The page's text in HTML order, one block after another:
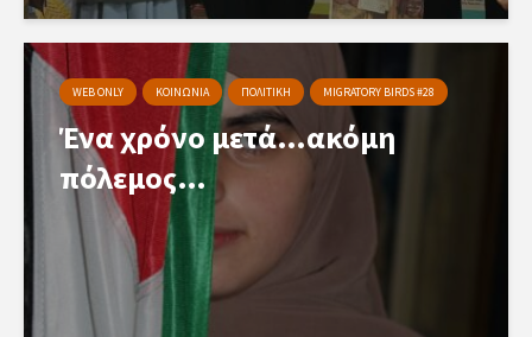
WEB ONLY ΚΟΙΝΩΝΙΑ ΠΟΛΙΤΙΚΗ MIGRATORY BIRDS #28
Ένα χρόνο μετά…ακόμη
πόλεμος…